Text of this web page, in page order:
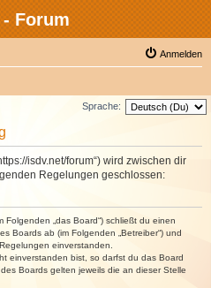
- Forum
Anmelden
Sprache:
isdv.net/forum“) wird zwischen dir
Regelungen geschlossen:
Folgenden „das Board“) schließt du einen
Boards ab (im Folgenden „Betreiber“) und
einverstanden.
einverstanden bist, so darfst du das Board
Boards gelten jeweils die an dieser Stelle